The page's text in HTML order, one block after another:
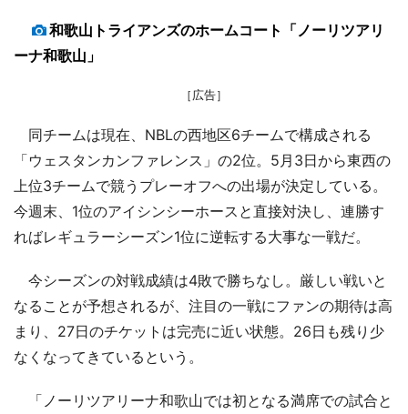
和歌山トライアンズのホームコート「ノーリツアリ
ーナ和歌山」
［広告］
同チームは現在、NBLの西地区6チームで構成される
「ウェスタンカンファレンス」の2位。5月3日から東西の
上位3チームで競うプレーオフへの出場が決定している。
今週末、1位のアイシンシーホースと直接対決し、連勝す
ればレギュラーシーズン1位に逆転する大事な一戦だ。
今シーズンの対戦成績は4敗で勝ちなし。厳しい戦いと
なることが予想されるが、注目の一戦にファンの期待は高
まり、27日のチケットは完売に近い状態。26日も残り少
なくなってきているという。
「ノーリツアリーナ和歌山では初となる満席での試合と